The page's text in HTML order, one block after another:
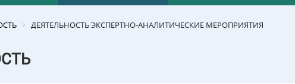
ДЕЯТЕЛЬНОСТЬ ЭКСПЕРТНО-АНАЛИТИЧЕСКИЕ МЕРОПРИЯТИЯ